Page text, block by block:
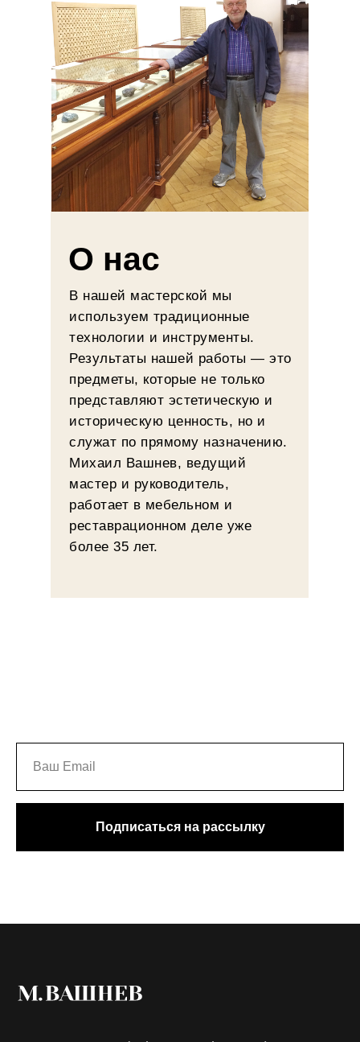
О нас
В нашей мастерской мы
используем традиционные
технологии и инструменты.
Результаты нашей работы — это
предметы, которые не только
представляют эстетическую и
историческую ценность, но и
служат по прямому назначению.
Михаил Вашнев, ведущий
мастер и руководитель,
работает в мебельном и
реставрационном деле уже
более 35 лет.
Подписаться на рассылку